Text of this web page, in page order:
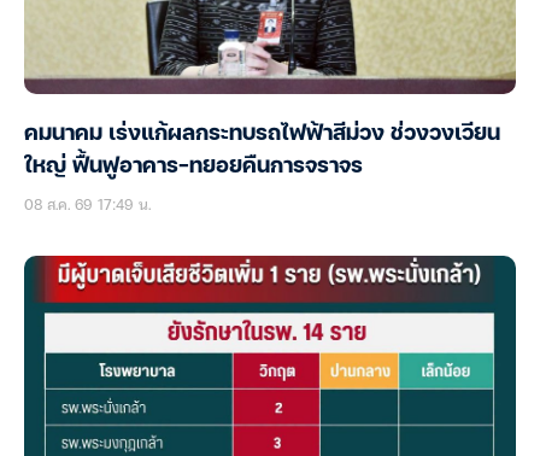
คมนาคม เร่งแก้ผลกระทบรถไฟฟ้าสีม่วง ช่วงวงเวียน
ใหญ่ ฟื้นฟูอาคาร-ทยอยคืนการจราจร
08 ส.ค. 69 17:49 น.